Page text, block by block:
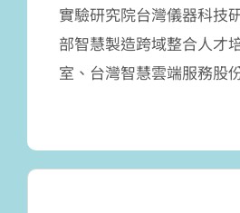
實驗研究院台灣儀器科技
部智慧製造跨域整合人才
室、台灣智慧雲端服務股